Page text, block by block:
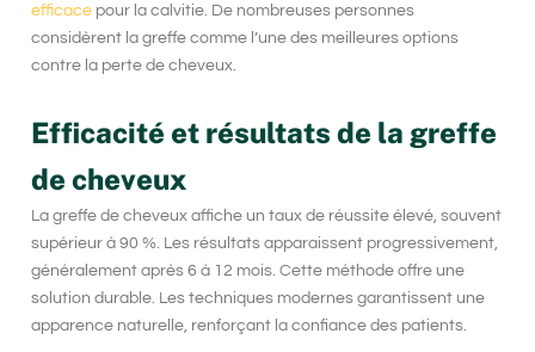
efficace pour la calvitie. De nombreuses personnes
considèrent la greffe comme l’une des meilleures options
contre la perte de cheveux.
Efficacité et résultats de la greffe
de cheveux
La greffe de cheveux affiche un taux de réussite élevé, souvent
supérieur à 90 %. Les résultats apparaissent progressivement,
généralement après 6 à 12 mois. Cette méthode offre une
solution durable. Les techniques modernes garantissent une
apparence naturelle, renforçant la confiance des patients.